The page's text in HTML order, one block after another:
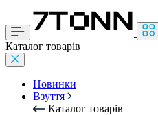
Каталог товарів
Новинки
Взуття
Каталог товарів